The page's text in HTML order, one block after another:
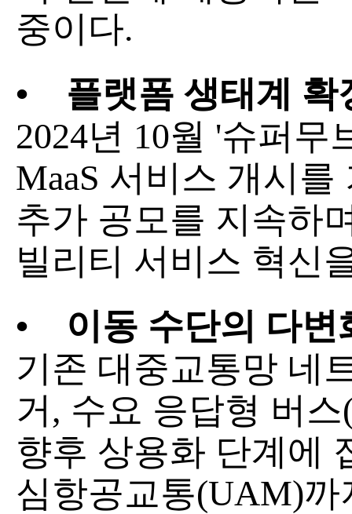
중이다.
•
플랫폼 생태계
2024년 10월 '슈퍼
MaaS 서비스 개시
추가 공모를 지속하
빌리티 서비스 혁신
•
이동 수단의 다
기존 대중교통망 네
거, 수요 응답형 버
향후 상용화 단계에
심항공교통(UAM)